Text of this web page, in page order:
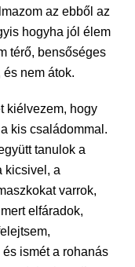
az ebből az
hogyha jól élem
térő, bensőséges
nem átok.
kiélvezem, hogy
kis családommal.
tanulok a
kicsivel, a
varrok,
elfáradok,
ismét a rohanás